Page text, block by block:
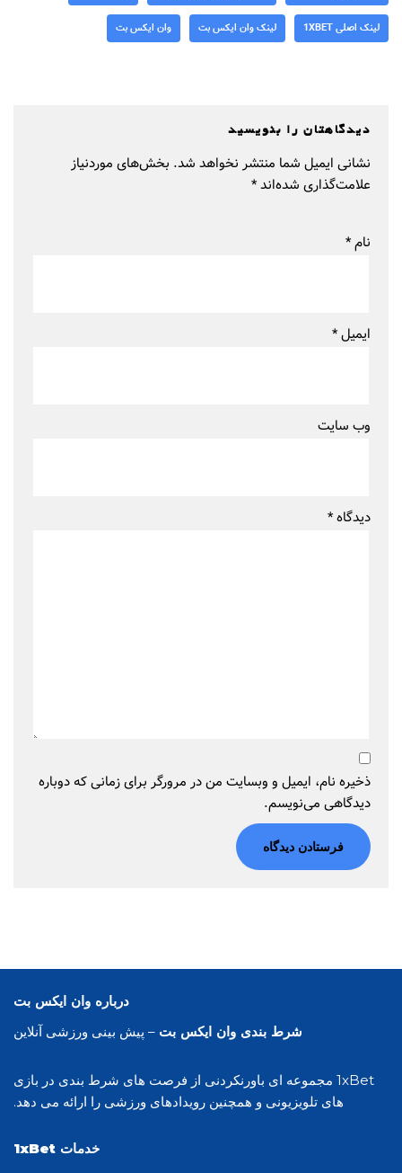
لینک اصلی 1XBET لینک وان ایکس بت وان ایکس بت
دیدگاهتان را بنویسید
نشانی ایمیل شما منتشر نخواهد شد. بخش‌های موردنیاز
علامت‌گذاری شده‌اند*
نام*
ایمیل*
وب‌ سایت
دیدگاه*
ذخیره نام، ایمیل و وبسایت من در مرورگر برای زمانی که دوباره
دیدگاهی می‌نویسم.
درباره وان ایکس بت
شرط بندی وان ایکس بت – پیش بینی ورزشی آنلاین
1xBet مجموعه ای باورنکردنی از فرصت های شرط بندی در بازی
های تلویزیونی و همچنین رویدادهای ورزشی را ارائه می دهد.
خدمات 1xBet